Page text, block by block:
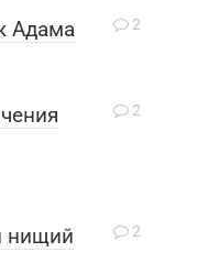
2
Адама
2
2
нищий